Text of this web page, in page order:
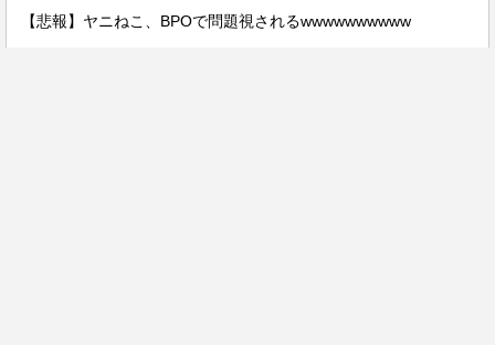
【悲報】ヤニねこ、BPOで問題視されるwwwwwwwwww